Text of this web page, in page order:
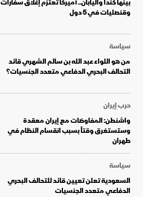
وقنصليات في 5 دول
سياسة
من هو اللواء عبد الله بن سالم الشهري قائد
التحالف البحري الدفاعي متعدد الجنسيات؟
حرب إيران
واشنطن: المفاوضات مع إيران معقدة
وستستغرق وقتاً بسبب انقسام النظام في
طهران
سياسة
السعودية تعلن تعيين قائد للتحالف البحري
الدفاعي متعدد الجنسيات